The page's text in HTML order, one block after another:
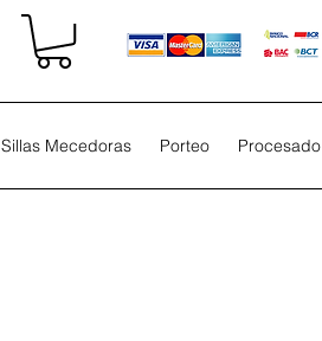
Sillas Mecedoras Porteo